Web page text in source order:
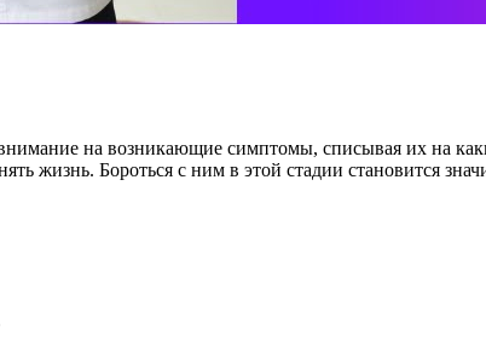
на возникающие симптомы, списывая их на
жизнь. Бороться с ним в этой стадии становится